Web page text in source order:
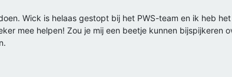
Wick is helaas gestopt bij het PWS-team en ik heb
mee helpen! Zou je mij een beetje kunnen bijspijkeren